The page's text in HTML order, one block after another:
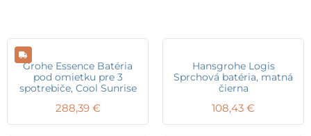
Grohe Essence Batéria
pod omietku pre 3
spotrebiče, Cool Sunrise
288,39 €
Hansgrohe Logis
Sprchová batéria, matná
čierna
108,43 €